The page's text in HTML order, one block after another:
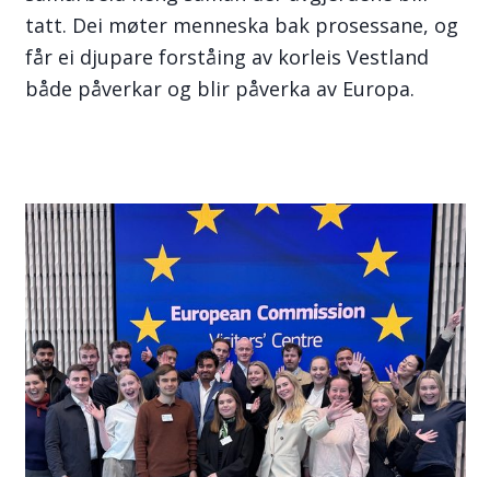
tatt. Dei møter menneska bak prosessane, og
får ei djupare forståing av korleis Vestland
både påverkar og blir påverka av Europa.